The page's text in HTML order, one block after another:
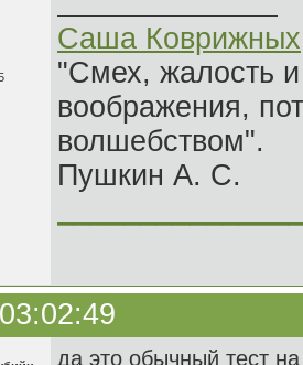
Саша Коврижных
"Смех, жалость
воображения,
волшебством".
Пушкин А. С.
да это обычный тест